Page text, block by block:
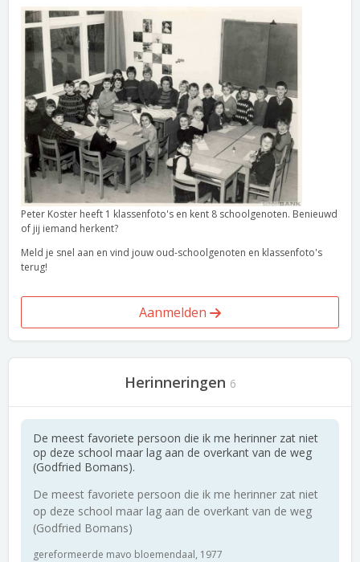
Peter Koster heeft 1 klassenfoto's en kent 8 schoolgenoten. Benieuwd
of jij iemand herkent?
Meld je snel aan en vind jouw oud-schoolgenoten en klassenfoto's
terug!
Aanmelden
Herinneringen 6
De meest favoriete persoon die ik me herinner zat niet
op deze school maar lag aan de overkant van de weg
(Godfried Bomans).
De meest favoriete persoon die ik me herinner zat niet
op deze school maar lag aan de overkant van de weg
(Godfried Bomans)
gereformeerde mavo bloemendaal, 1977